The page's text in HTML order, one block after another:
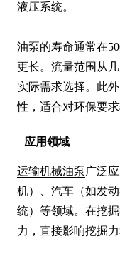
液压系统。
油泵的寿命通常在
更长。流量范围从
实际需求选择。此
性，适合对环保要求
应用领域
运输机械油泵广泛
机）、汽车（如发
统）等领域。在挖
力，直接影响挖掘力